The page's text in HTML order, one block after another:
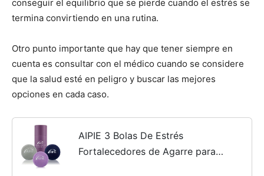
conseguir el equilibrio que se pierde cuando el estrés se
termina convirtiendo en una rutina.
Otro punto importante que hay que tener siempre en
cuenta es consultar con el médico cuando se considere
que la salud esté en peligro y buscar las mejores
opciones en cada caso.
AIPIE 3 Bolas De Estrés
Fortalecedores de Agarre para